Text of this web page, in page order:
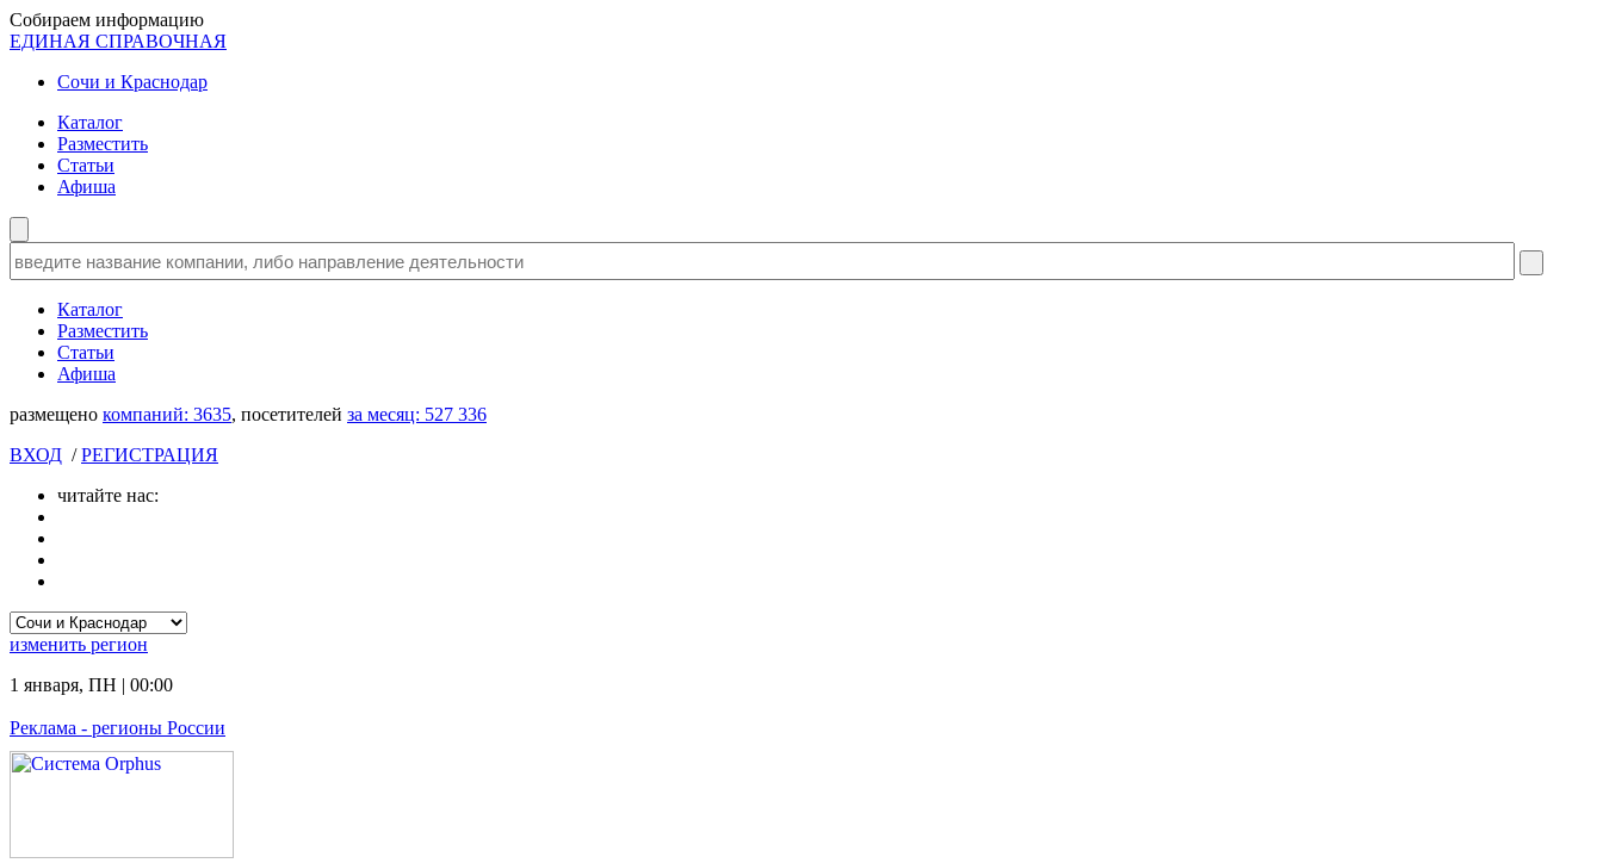
Собираем информацию
ЕДИНАЯ СПРАВОЧНАЯ
Сочи и Краснодар
Каталог
Разместить
Статьи
Афиша
Каталог
Разместить
Статьи
Афиша
размещено компаний: 3635, посетителей за месяц: 527 336
ВХОД /РЕГИСТРАЦИЯ
читайте нас:
изменить регион
1 января, ПН | 00:00
Реклама - регионы России